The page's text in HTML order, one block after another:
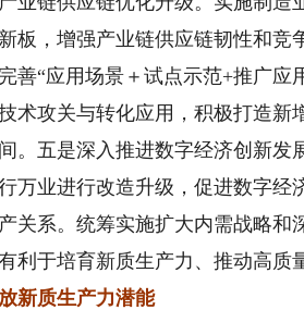
板，增强产业链供应链韧性和竞
善“应用场景＋试点示范+推广应
术攻关与转化应用，积极打造新
。五是深入推进数字经济创新发
万业进行改造升级，促进数字经
关系。统筹实施扩大内需战略和
利于培育新质生产力、推动高质
新质生产力潜能